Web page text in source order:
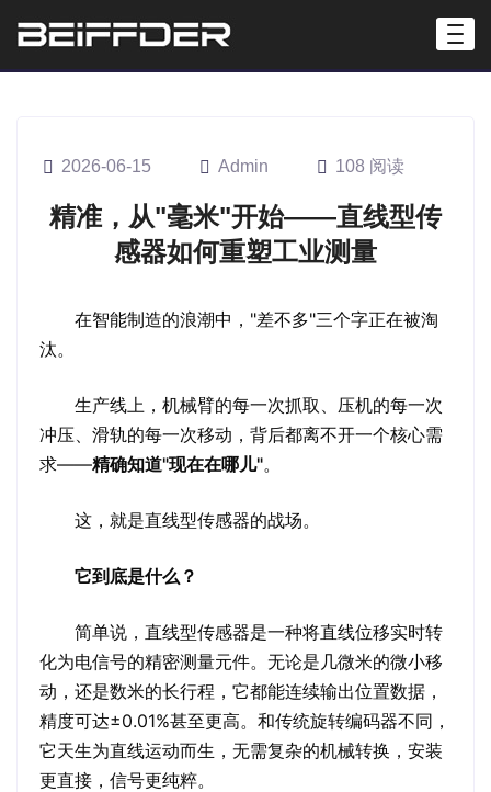
2026-06-15 Admin 108 阅读
精准，从"毫米"开始——直线型传
感器如何重塑工业测量
在智能制造的浪潮中，"差不多"三个字正在被淘
汰。
生产线上，机械臂的每一次抓取、压机的每一次
冲压、滑轨的每一次移动，背后都离不开一个核心需
求——精确知道"现在在哪儿"。
这，就是直线型传感器的战场。
它到底是什么？
简单说，直线型传感器是一种将直线位移实时转
化为电信号的精密测量元件。无论是几微米的微小移
动，还是数米的长行程，它都能连续输出位置数据，
精度可达±0.01%甚至更高。和传统旋转编码器不同，
它天生为直线运动而生，无需复杂的机械转换，安装
更直接，信号更纯粹。